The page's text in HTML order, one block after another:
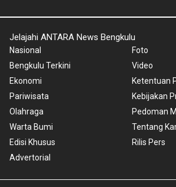
Jelajahi ANTARA News Bengkulu
Nasional
Bengkulu Terkini
Ekonomi
Pariwisata
Olahraga
Warta Bumi
Edisi Khusus
Advertorial
Foto
Video
Ketentuan
Kebijakan
Pedoman
Tentang
Rilis Pers